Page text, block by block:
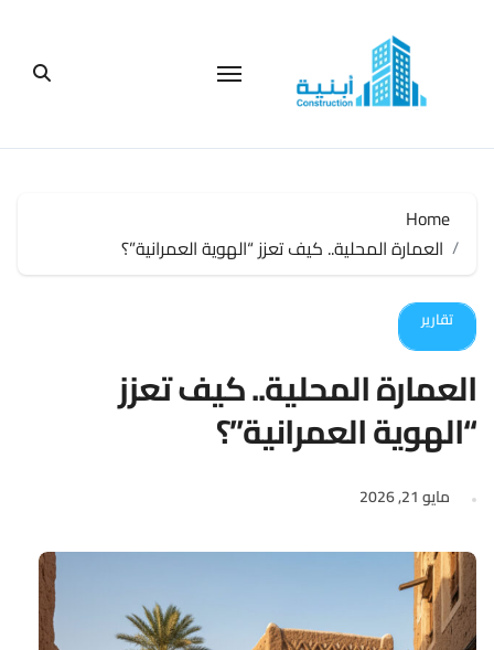
Home
العمارة المحلية.. كيف تعزز “الهوية العمرانية”؟
تقارير
العمارة المحلية.. كيف تعزز
“الهوية العمرانية”؟
مايو 21, 2026